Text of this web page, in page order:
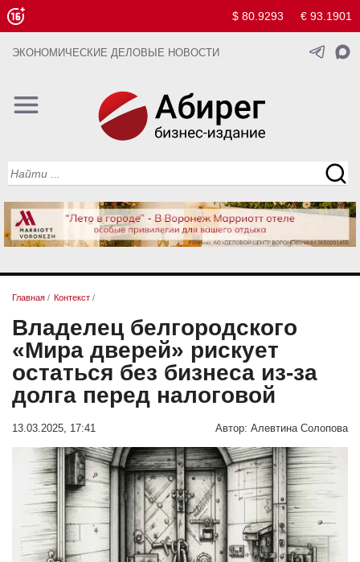
$ 80.9293 € 93.1901
ЭКОНОМИЧЕСКИЕ ДЕЛОВЫЕ НОВОСТИ
Главная / Контекст /
Владелец белгородского
«Мира дверей» рискует
остаться без бизнеса из-за
долга перед налоговой
13.03.2025, 17:41 Автор: Алевтина Солопова